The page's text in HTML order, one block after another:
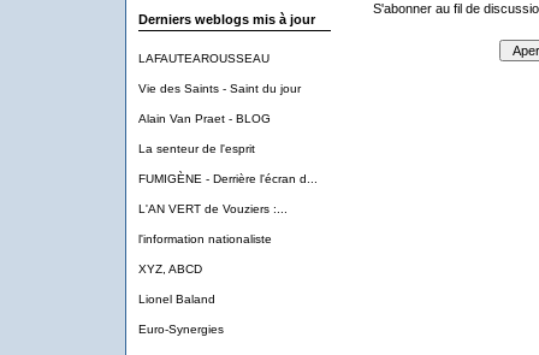
Derniers weblogs mis à jour
LAFAUTEAROUSSEAU
Vie des Saints - Saint du jour
Alain Van Praet - BLOG
La senteur de l'esprit
FUMIGÈNE - Derrière l'écran d...
L'AN VERT de Vouziers :...
l'information nationaliste
XYZ, ABCD
Lionel Baland
Euro-Synergies
S'abonner au fil de